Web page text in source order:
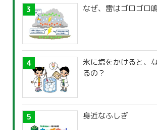
なぜ、雷はゴロゴロ
氷に塩をかけると、
るの？
身近なふしぎ